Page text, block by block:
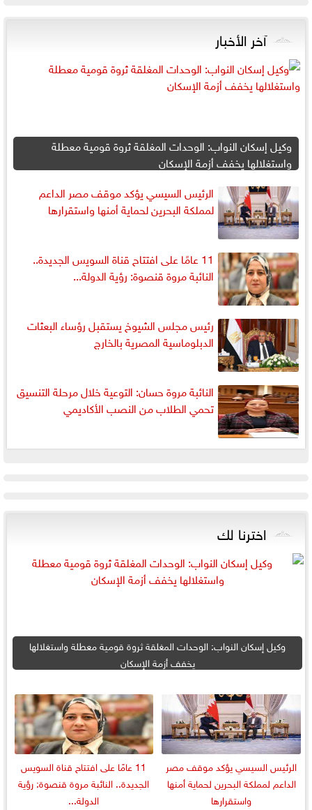
آخر الأخبار
وكيل إسكان النواب: الوحدات المغلقة ثروة قومية معطلة
واستغلالها يخفف أزمة الإسكان
الرئيس السيسي يؤكد موقف مصر الداعم
لمملكة البحرين لحماية أمنها واستقرارها
11 عامًا على افتتاح قناة السويس الجديدة..
النائبة مروة قنصوة: رؤية الدولة...
رئيس مجلس الشيوخ يستقبل رؤساء البعثات
الدبلوماسية المصرية بالخارج
النائبة مروة حسان: التوعية خلال مرحلة التنسيق
تحمي الطلاب من النصب الأكاديمي
اخترنا لك
وكيل إسكان النواب: الوحدات المغلقة ثروة قومية معطلة واستغلالها
يخفف أزمة الإسكان
الرئيس السيسي يؤكد موقف مصر
الداعم لمملكة البحرين لحماية أمنها
واستقرارها
11 عامًا على افتتاح قناة السويس
الجديدة.. النائبة مروة قنصوة: رؤية
الدولة...